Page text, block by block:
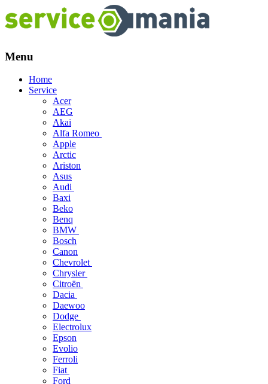
Menu
Skip
Home
Service
Acer
AEG
Akai
Alfa Romeo
Apple
Arctic
Ariston
Asus
Audi
Baxi
Beko
Benq
BMW
Bosch
Canon
Chevrolet
Chrysler
Citroën
Dacia
Daewoo
Dodge
Electrolux
Epson
Evolio
Ferroli
Fiat
Ford